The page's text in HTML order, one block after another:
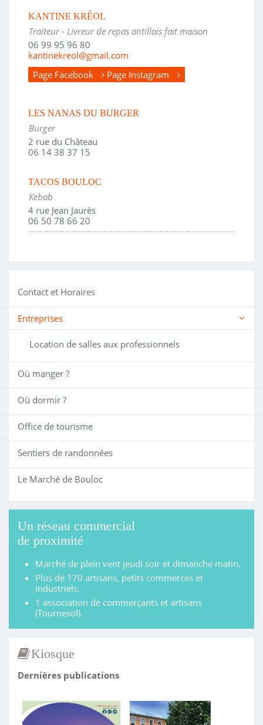
KANTINE KRÉOL
Traiteur - Livreur de repas antillais fait maison
06 99 95 96 80
kantinekreol@gmail.com
Page Facebook
Page Instagram
LES NANAS DU BURGER
Burger
2 rue du Château
06 14 38 37 15
TACOS BOULOC
Kebab
4 rue Jean Jaurès
06 50 78 66 20
Contact et Horaires
Entreprises
Location de salles aux professionnels
Où manger ?
Où dormir ?
Office de tourisme
Sentiers de randonnées
Le Marché de Bouloc
Un réseau commercial
de proximité
Marché de plein vent jeudi soir et dimanche matin.
Plus de 170 artisans, petits commerces et
industriels.
1 association de commerçants et artisans
(Tournesol).
Kiosque
Dernières publications